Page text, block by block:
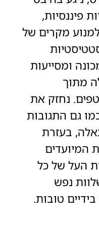
פיננסיות,
מקרים של
ומסייעות
מתוך
נחזק את
גם התגובות
בעזרת
המיועדים
העל של כל
נפש
טובות.